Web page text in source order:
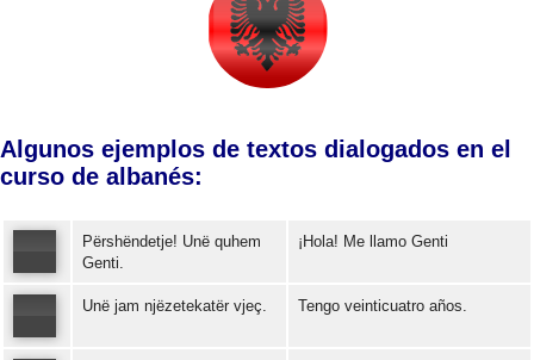
Algunos ejemplos de textos dialogados en el
curso de albanés:
Përshëndetje! Unë quhem
Genti.
¡Hola! Me llamo Genti
Unë jam njëzetekatër vjeç. Tengo veinticuatro años.